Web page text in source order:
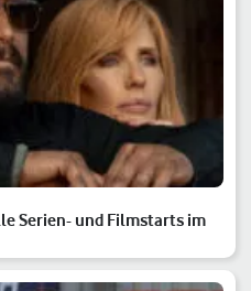
Serien- und Filmstarts im